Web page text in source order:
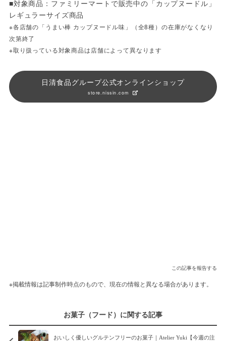
■対象商品：ファミリーマートで販売中の「カップヌードル」
レギュラーサイズ商品
※各店舗の「うまい棒 カップヌードル味」（全8種）の在庫がなくなり
次第終了
※取り扱っている対象商品は店舗によって異なります
日清食品グループ公式オンラインショップ
store.nissin.com
この記事を報告する
※掲載情報は記事制作時点のもので、現在の情報と異なる場合があります。
お菓子（フード）に関する記事
おいしく優しいグルテンフリーのお菓子｜Atelier Yuki【今週の注